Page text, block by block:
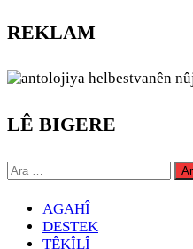
REKLAM
LÊ BIGERE
Arama:
AGAHÎ
DESTEK
TÊKÎLÎ